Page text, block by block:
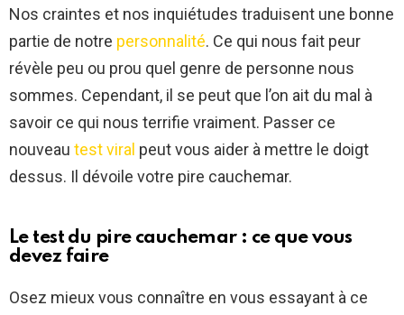
Nos craintes et nos inquiétudes traduisent une bonne
partie de notre personnalité. Ce qui nous fait peur
révèle peu ou prou quel genre de personne nous
sommes. Cependant, il se peut que l’on ait du mal à
savoir ce qui nous terrifie vraiment. Passer ce
nouveau test viral peut vous aider à mettre le doigt
dessus. Il dévoile votre pire cauchemar.
Le test du pire cauchemar : ce que vous
devez faire
Osez mieux vous connaître en vous essayant à ce